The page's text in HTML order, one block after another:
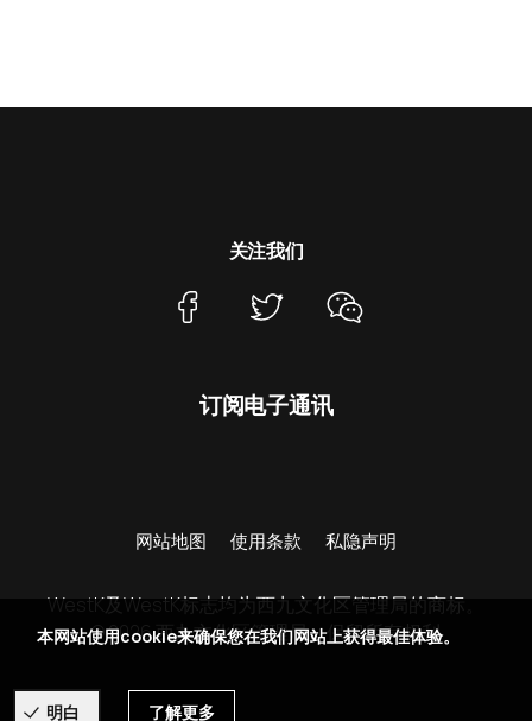
关注我们
订阅电子通讯
网站地图 使用条款 私隐声明
WestK及WestK标志均为西九文化区管理局的商标。
© 2026 西九文化区管理局。保留所有权利
本网站使用cookie来确保您在我们网站上获得最佳体验。
明白 了解更多